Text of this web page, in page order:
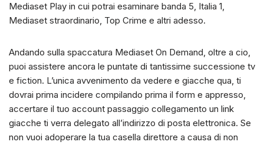
Mediaset Play in cui potrai esaminare banda 5, Italia 1,
Mediaset straordinario, Top Crime e altri adesso.
Andando sulla spaccatura Mediaset On Demand, oltre a cio,
puoi assistere ancora le puntate di tantissime successione tv
e fiction. L’unica avvenimento da vedere e giacche qua, ti
dovrai prima incidere compilando prima il form e appresso,
accertare il tuo account passaggio collegamento un link
giacche ti verra delegato all’indirizzo di posta elettronica. Se
non vuoi adoperare la tua casella direttore a causa di non